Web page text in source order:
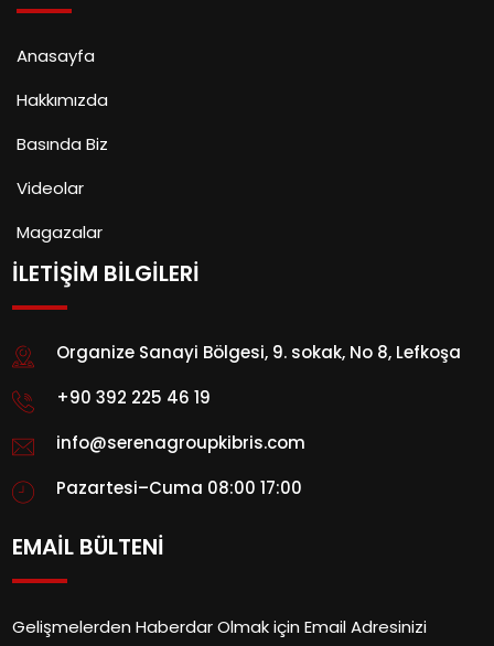
Anasayfa
Hakkımızda
Basında Biz
Videolar
Magazalar
İLETİŞİM BİLGİLERİ
Organize Sanayi Bölgesi, 9. sokak, No 8, Lefkoşa
+90 392 225 46 19
info@serenagroupkibris.com
Pazartesi–Cuma 08:00 17:00
EMAİL BÜLTENİ
Gelişmelerden Haberdar Olmak için Email Adresinizi